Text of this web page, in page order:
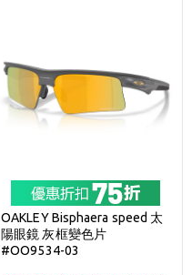
OAKLEY Bisphaera speed 太
陽眼鏡 灰框變色片
#OO9534-03